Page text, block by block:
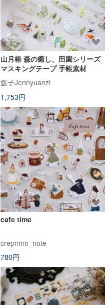
山月椿 森の癒し、田園シリーズ
マスキングテープ 手帳素材
媛子Jennyuanzi
1,753円
cafe time
creprimo_note
780円